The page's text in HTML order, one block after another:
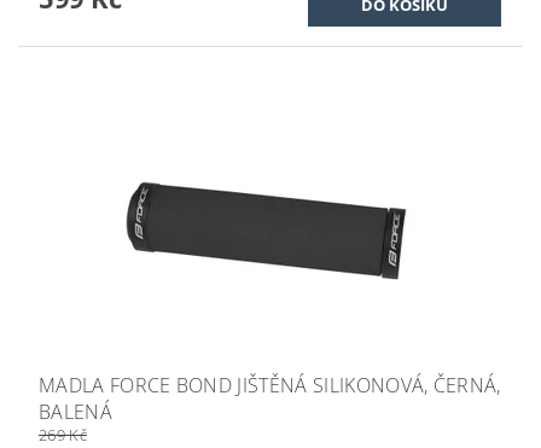
MADLA FORCE BOND JIŠTĚNÁ SILIKONOVÁ, ČERNÁ,
BALENÁ
269 Kč